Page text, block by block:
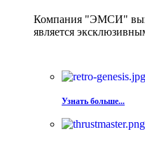
Компания "ЭМСИ"
является
Узнать больше...